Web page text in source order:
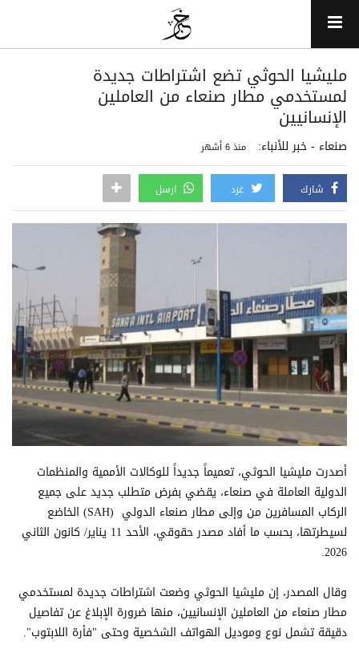
مليشيا الحوثي تضع اشتراطات جديدة
لمستخدمي مطار صنعاء من العاملين
الإنسانيين
صنعاء - خبر للأنباء: منذ 6 أشهر
شارك غرد ارسل
أصدرت مليشيا الحوثي، تعميماً جديداً للوكالات الأممية والمنظمات
الدولية العاملة في صنعاء، يقضي بفرض متطلب جديد على جميع
الركاب المسافرين من وإلى مطار صنعاء الدولي (SAH) الخاضع
لسيطرتها، بحسب ما أفاد مصدر حقوقي، الأحد 11 يناير/ كانون الثاني
2026.
وقال المصدر، إن مليشيا الحوثي وضعت اشتراطات جديدة لمستخدمي
مطار صنعاء من العاملين الإنسانيين، منها ضرورة الإبلاغ عن تفاصيل
دقيقة تشمل نوع وموديل الهواتف الشخصية وحتى "فأرة اللابتوب".